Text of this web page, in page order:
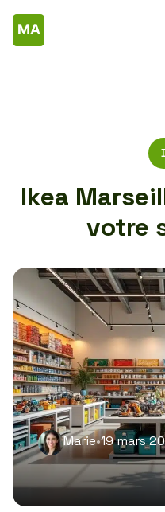
Ikea
votre
Marie•19 mars